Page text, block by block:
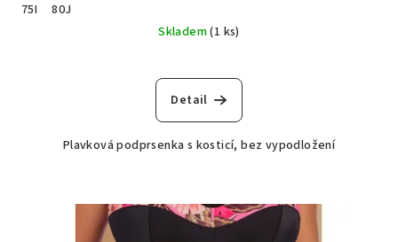
75I
80J
Skladem(1 ks)
Detail
Plavková podprsenka s kosticí, bez vypodložení